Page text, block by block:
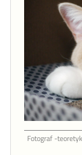
Fotograf -